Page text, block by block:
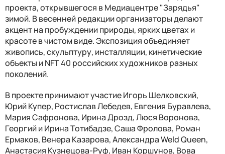
проекта, открывшегося в Медиацентре "Зарядья"
зимой. В весенней редакции организаторы делают
акцент на пробуждении природы, ярких цветах и
красоте в чистом виде. Экспозиция объединяет
живопись, скульптуру, инсталляции, кинетические
объекты и NFT 40 российских художников разных
поколений.
В проекте принимают участие Игорь Шелковский,
Юрий Купер, Ростислав Лебедев, Евгения Буравлева,
Мария Сафронова, Ирина Дрозд, Люся Воронова,
Георгий и Ирина Тотибадзе, Саша Фролова, Роман
Ермаков, Венера Казарова, Александра Weld Queen,
Анастасия Кузнецова-Руф, Иван Коршунов, Вова